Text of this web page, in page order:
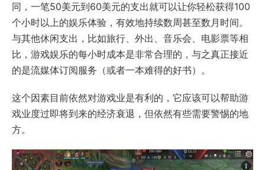
同，一笔50美元到60美元的支出就可以让你轻松获得100
个小时以上的娱乐体验，有效地持续数周甚至数月时间。
与其他休闲支出，比如旅行、外出、音乐会、电影票等相
比，游戏娱乐的每小时成本是非常合理的，与之真正接近
的是流媒体订阅服务（或者一本难得的好书）。
这个因素目前依然对游戏业是有利的，它应该可以帮助游
戏业度过即将到来的经济衰退，但依然有些需要警惕的地
方。